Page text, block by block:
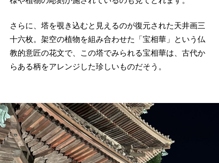
さらに、塔を覗き込むと見えるのが復元された天井画三
十六枚。架空の植物を組み合わせた「宝相華」という仏
教的意匠の花文で、この塔でみられる宝相華は、古代か
らある柄をアレンジした珍しいものだそう。